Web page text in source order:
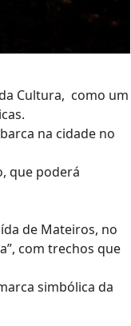
Cultura, como um
na cidade no
que poderá
de Mateiros, no
com trechos que
simbólica da